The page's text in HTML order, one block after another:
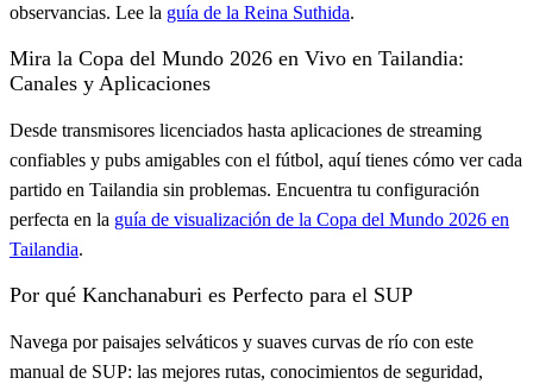
observancias. Lee la guía de la Reina Suthida.
Mira la Copa del Mundo 2026 en Vivo en Tailandia:
Canales y Aplicaciones
Desde transmisores licenciados hasta aplicaciones de streaming
confiables y pubs amigables con el fútbol, aquí tienes cómo ver cada
partido en Tailandia sin problemas. Encuentra tu configuración
perfecta en la guía de visualización de la Copa del Mundo 2026 en
Tailandia.
Por qué Kanchanaburi es Perfecto para el SUP
Navega por paisajes selváticos y suaves curvas de río con este
manual de SUP: las mejores rutas, conocimientos de seguridad,